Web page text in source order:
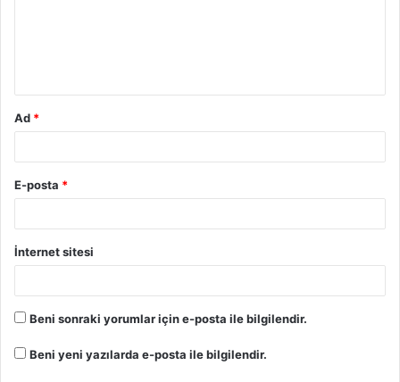
Ad *
E-posta *
İnternet sitesi
Beni sonraki yorumlar için e-posta ile bilgilendir.
Beni yeni yazılarda e-posta ile bilgilendir.